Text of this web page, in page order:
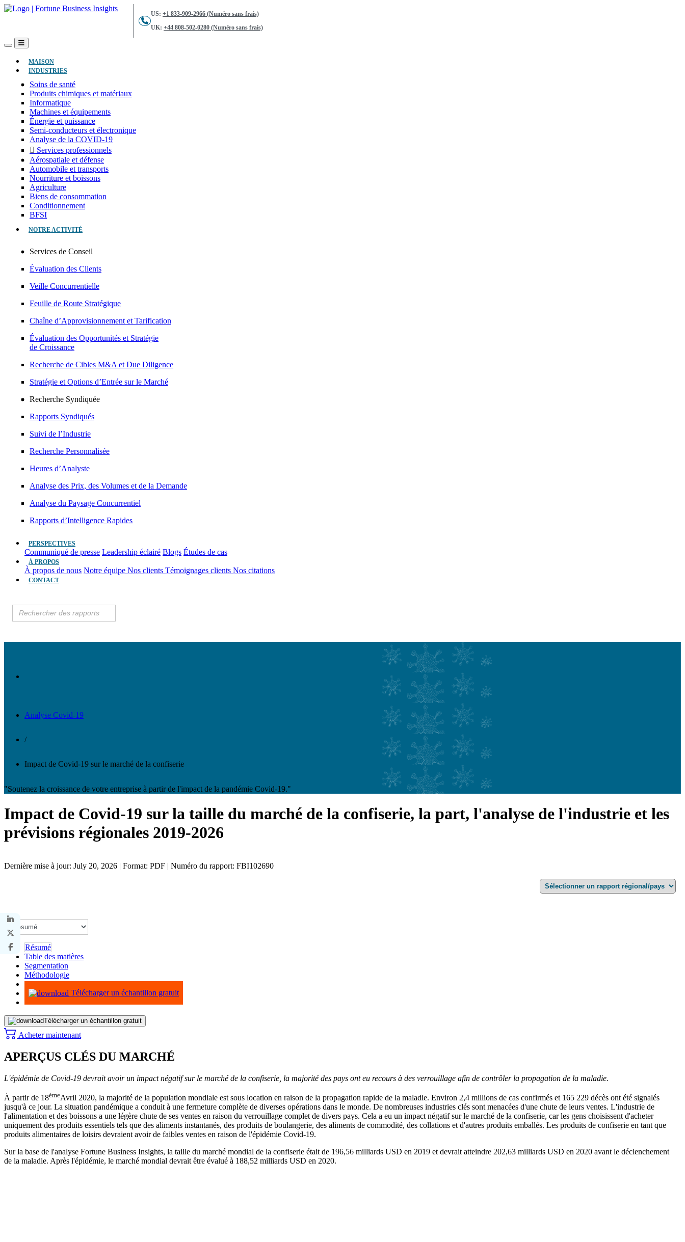
US: +1 833-909-2966 (Numéro sans frais)
UK: +44 808-502-0280 (Numéro sans frais)
MAISON(ACTUEL)
INDUSTRIES
Soins de santé
Produits chimiques et matériaux
Informatique
Machines et équipements
Énergie et puissance
Semi-conducteurs et électronique
Analyse de la COVID-19
Services professionnels
Aérospatiale et défense
Automobile et transports
Nourriture et boissons
Agriculture
Biens de consommation
Conditionnement
BFSI
NOTRE ACTIVITÉ
Services de Conseil
Évaluation des Clients
Veille Concurrentielle
Feuille de Route Stratégique
Chaîne d’Approvisionnement et Tarification
Évaluation des Opportunités et Stratégie
de Croissance
Recherche de Cibles M&A et Due Diligence
Stratégie et Options d’Entrée sur le Marché
Recherche Syndiquée
Rapports Syndiqués
Suivi de l’Industrie
Recherche Personnalisée
Heures d’Analyste
Analyse des Prix, des Volumes et de la Demande
Analyse du Paysage Concurrentiel
Rapports d’Intelligence Rapides
PERSPECTIVES
Communiqué de presse Leadership éclairé Blogs Études de cas
À PROPOS
À propos de nous Notre équipe Nos clients Témoignages clients Nos citations
CONTACT
Analyse Covid-19
/
Impact de Covid-19 sur le marché de la confiserie
"Soutenez la croissance de votre entreprise à partir de l'impact de la pandémie Covid-19."
Impact de Covid-19 sur la taille du marché de la confiserie, la part, l'analyse de l'industrie et les
prévisions régionales 2019-2026
Dernière mise à jour: July 20, 2026 | Format: PDF | Numéro du rapport: FBI102690
Résumé
Table des matières
Segmentation
Méthodologie
Infographie
Télécharger un échantillon gratuit
Télécharger un échantillon gratuit
Acheter maintenant
APERÇUS CLÉS DU MARCHÉ
L'épidémie de Covid-19 devrait avoir un impact négatif sur le marché de la confiserie, la majorité des pays ont eu recours à des verrouillage afin de contrôler la propagation de la maladie.
À partir de 18èmeAvril 2020, la majorité de la population mondiale est sous location en raison de la propagation rapide de la maladie. Environ 2,4 millions de cas confirmés et 165 229 décès ont été signalés
jusqu'à ce jour. La situation pandémique a conduit à une fermeture complète de diverses opérations dans le monde. De nombreuses industries clés sont menacées d'une chute de leurs ventes. L'industrie de
l'alimentation et des boissons a une légère chute de ses ventes en raison du verrouillage complet de divers pays. Cela a eu un impact négatif sur le marché de la confiserie, car les gens choisissent d'acheter
uniquement des produits essentiels tels que des aliments instantanés, des produits de boulangerie, des aliments de commodité, des collations et d'autres produits emballés. Les produits de confiserie en tant que
produits alimentaires de loisirs devraient avoir de faibles ventes en raison de l'épidémie Covid-19.
Sur la base de l'analyse Fortune Business Insights, la taille du marché mondial de la confiserie était de 196,56 milliards USD en 2019 et devrait atteindre 202,63 milliards USD en 2020 avant le déclenchement
de la maladie. Après l'épidémie, le marché mondial devrait être évalué à 188,52 milliards USD en 2020.